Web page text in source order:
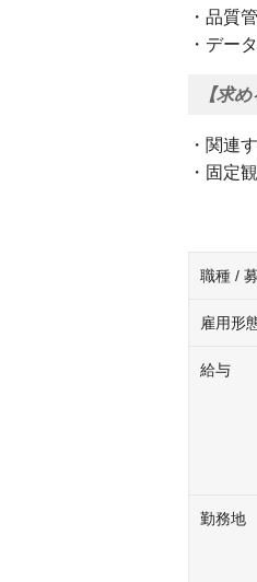
・品質
・デー
【求
・関連
・固定
職種 /
雇用形
給与
勤務地